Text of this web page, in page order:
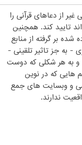
از دعاهای قرآنی را
تایید کند. همچنین
بر گرفته از منابع
- به جز تاثیر تلقینی -
و به هر شکلی که دوست
هایی که در نوین
و وبسایت های جمع
ندارند.